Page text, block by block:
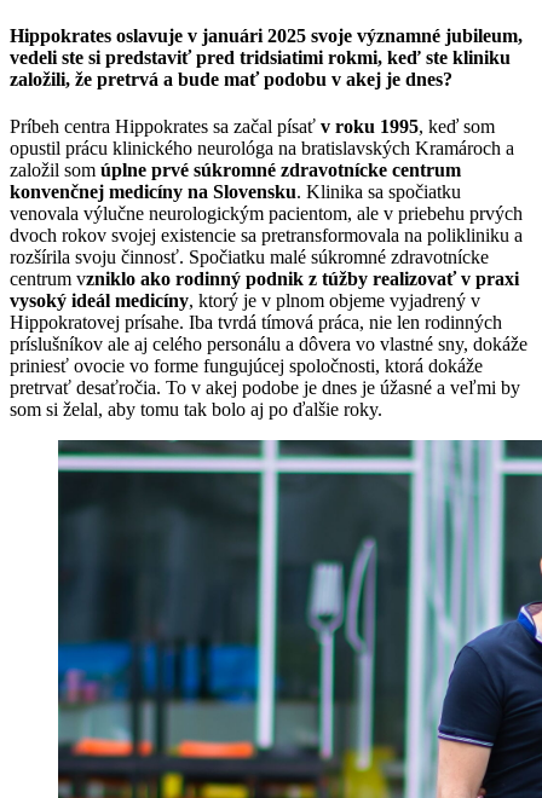
Hippokrates oslavuje v januári 2025 svoje významné jubileum,
vedeli ste si predstaviť pred tridsiatimi rokmi, keď ste kliniku
založili, že pretrvá a bude mať podobu v akej je dnes?
Príbeh centra Hippokrates sa začal písať v roku 1995, keď som
opustil prácu klinického neurológa na bratislavských Kramároch a
založil som úplne prvé súkromné zdravotnícke centrum
konvenčnej medicíny na Slovensku. Klinika sa spočiatku
venovala výlučne neurologickým pacientom, ale v priebehu prvých
dvoch rokov svojej existencie sa pretransformovala na polikliniku a
rozšírila svoju činnosť. Spočiatku malé súkromné zdravotnícke
centrum vzniklo ako rodinný podnik z túžby realizovať v praxi
vysoký ideál medicíny, ktorý je v plnom objeme vyjadrený v
Hippokratovej prísahe. Iba tvrdá tímová práca, nie len rodinných
príslušníkov ale aj celého personálu a dôvera vo vlastné sny, dokáže
priniesť ovocie vo forme fungujúcej spoločnosti, ktorá dokáže
pretrvať desaťročia. To v akej podobe je dnes je úžasné a veľmi by
som si želal, aby tomu tak bolo aj po ďalšie roky.